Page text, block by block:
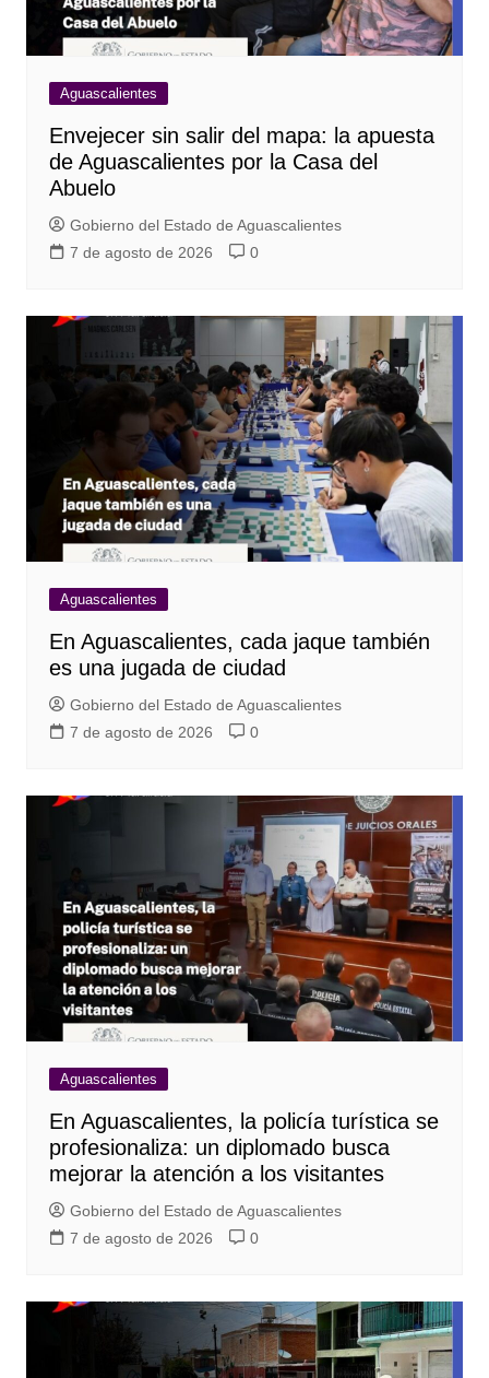
Aguascalientes
Envejecer sin salir del mapa: la apuesta
de Aguascalientes por la Casa del
Abuelo
Gobierno del Estado de Aguascalientes
7 de agosto de 2026
0
Aguascalientes
En Aguascalientes, cada jaque también
es una jugada de ciudad
Gobierno del Estado de Aguascalientes
7 de agosto de 2026
0
Aguascalientes
En Aguascalientes, la policía turística se
profesionaliza: un diplomado busca
mejorar la atención a los visitantes
Gobierno del Estado de Aguascalientes
7 de agosto de 2026
0